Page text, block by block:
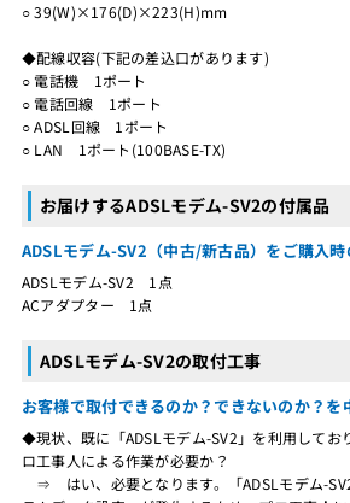
○ 39(W)×176(D)×223(H)mm
◆配線収容(下記の差込口があります)
○ 電話機 1ポート
○ 電話回線 1ポート
○ ADSL回線 1ポート
○ LAN 1ポート(100BASE-TX)
お届けするADSLモデム-SV2の付属品
ADSLモデム-SV2（中古/新古品）をご購入時
ADSLモデム-SV2 1点
ACアダプター 1点
ADSLモデム-SV2の取付工事
お客様で取付できるのか？できないのか？を
◆現状、既に「ADSLモデム-SV2」を利用してお
ロ工事人による作業が必要か？
⇒ はい、必要となります。「ADSLモデム-